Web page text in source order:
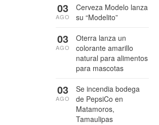
Cerveza Modelo lanza
su “Modelito”
03
AGO
Oterra lanza un
colorante amarillo
natural para alimentos
para mascotas
03
AGO
Se incendia bodega
de PepsiCo en
Matamoros,
Tamaulipas
03
AGO